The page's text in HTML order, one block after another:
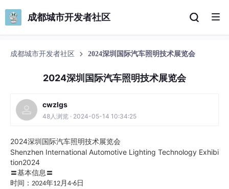
成都城市开发者社区
成都城市开发者社区 2024深圳国际汽车照明技术展览会
2024深圳国际汽车照明技术展览会
cwzlgs
48人浏览 · 2024-05-14 10:34:25
2024深圳国际汽车照明技术展览会
Shenzhen International Automotive Lighting Technology Exhibi
tion2024
〓基本信息〓
时间： 2024年12月 4-6 日